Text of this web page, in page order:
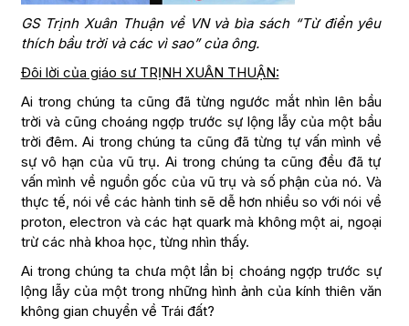
GS Trịnh Xuân Thuận về VN và bìa sách “Từ điển yêu
thích bầu trời và các vì sao” của ông.
Đôi lời của giáo sư TRỊNH XUÂN THUẬN:
Ai trong chúng ta cũng đã từng ngước mắt nhìn lên bầu
trời và cũng choáng ngợp trước sự lộng lẫy của một bầu
trời đêm. Ai trong chúng ta cũng đã từng tự vấn mình về
sự vô hạn của vũ trụ. Ai trong chúng ta cũng đều đã tự
vấn mình về nguồn gốc của vũ trụ và số phận của nó. Và
thực tế, nói về các hành tinh sẽ dễ hơn nhiều so với nói về
proton, electron và các hạt quark mà không một ai, ngoại
trừ các nhà khoa học, từng nhìn thấy.
Ai trong chúng ta chưa một lần bị choáng ngợp trước sự
lộng lẫy của một trong những hình ảnh của kính thiên văn
không gian chuyển về Trái đất?